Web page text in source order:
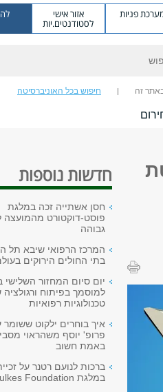
פניות אזור אישי
לסטודנטים.יות
זה חיפוש בכל האוניברסיטה
חדשות נוספות
חסן אשתייה זכה במלגת
פוסט-דוקטורט מהמועצה
גבוהה
המרכז הרפואי שיבא תל
בתי החולים הירוקים
יום סיום המחזור השלישי
למוסמך בפיתוח ורגולציה
טכנולוגיות רפואיות
איך בוחרים ילקוט
פרופ' יוסף משהראוי
באמת חשוב
ברכות לנועם רטנר על
במלגת Foulkes Foundation